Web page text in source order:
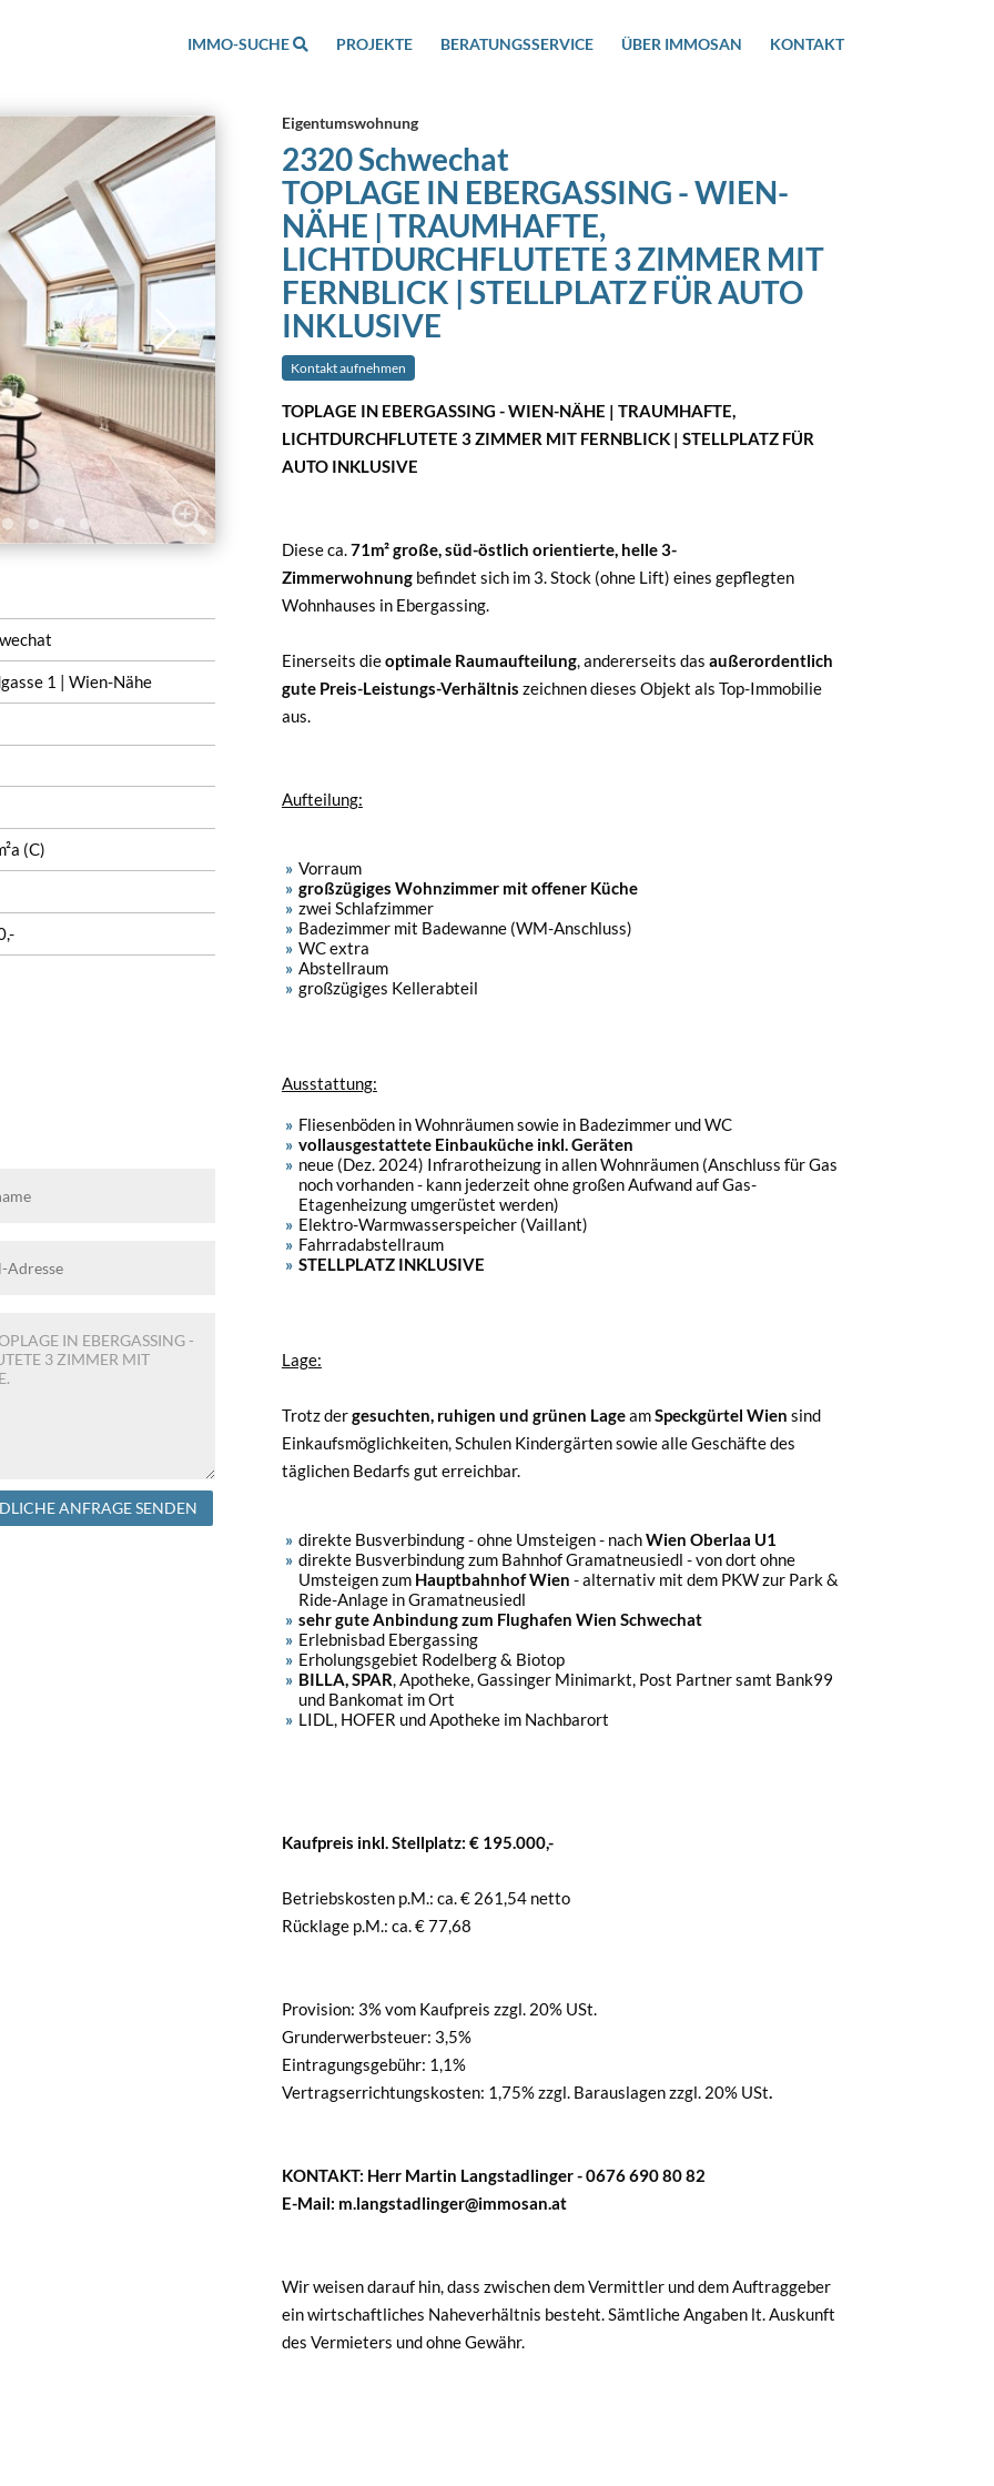
IMMO-SUCHE PROJEKTE BERATUNGSSERVICE ÜBER IMMOSAN KONTAKT
1 | Wien-Nähe
(C)
ANFRAGE SENDEN
Eigentumswohnung
2320 Schwechat
TOPLAGE IN EBERGASSING - WIEN-
NÄHE | TRAUMHAFTE,
LICHTDURCHFLUTETE 3 ZIMMER MIT
FERNBLICK | STELLPLATZ FÜR AUTO
INKLUSIVE
Kontakt aufnehmen
TOPLAGE IN EBERGASSING - WIEN-NÄHE | TRAUMHAFTE,
LICHTDURCHFLUTETE 3 ZIMMER MIT FERNBLICK | STELLPLATZ FÜR
AUTO INKLUSIVE
Diese ca.71m² große, süd-östlich orientierte, helle 3-
Zimmerwohnung befindet sich im 3. Stock (ohne Lift) eines gepflegten
Wohnhauses in Ebergassing.
Einerseits dieoptimale Raumaufteilung, andererseits das außerordentlich
gute Preis-Leistungs-Verhältnis zeichnen dieses Objekt als Top-Immobilie
aus.
Aufteilung:
Vorraum
großzügiges Wohnzimmer mit offener Küche
zwei Schlafzimmer
Badezimmer mit Badewanne (WM-Anschluss)
WC extra
Abstellraum
großzügiges Kellerabteil
Ausstattung:
Fliesenböden in Wohnräumen sowie in Badezimmer und WC
vollausgestattete Einbauküche inkl. Geräten
neue (Dez. 2024) Infrarotheizung in allen Wohnräumen (Anschluss für Gas
noch vorhanden - kann jederzeit ohne großen Aufwand auf Gas-
Etagenheizung umgerüstet werden)
Elektro-Warmwasserspeicher (Vaillant)
Fahrradabstellraum
STELLPLATZ INKLUSIVE
Lage:
Trotz dergesuchten, ruhigen und grünen LageamSpeckgürtel Wien sind
Einkaufsmöglichkeiten, Schulen Kindergärten sowie alle Geschäfte des
täglichen Bedarfs gut erreichbar.
direkte Busverbindung - ohne Umsteigen - nachWien Oberlaa U1
direkte Busverbindung zum Bahnhof Gramatneusiedl - von dort ohne
Umsteigen zum Hauptbahnhof Wien - alternativ mit dem PKW zur Park &
Ride-Anlage in Gramatneusiedl
sehr gute Anbindung zum Flughafen Wien Schwechat
Erlebnisbad Ebergassing
Erholungsgebiet Rodelberg & Biotop
BILLA, SPAR, Apotheke, Gassinger Minimarkt, Post Partner samt Bank99
und Bankomat im Ort
LIDL, HOFER und Apotheke im Nachbarort
Kaufpreis inkl. Stellplatz: € 195.000,-
Betriebskosten p.M.: ca. € 261,54 netto
Rücklage p.M.: ca. € 77,68
Provision: 3% vom Kaufpreis zzgl. 20% USt.
Grunderwerbsteuer: 3,5%
Eintragungsgebühr: 1,1%
Vertragserrichtungskosten: 1,75% zzgl. Barauslagen zzgl. 20% USt.
KONTAKT: Herr Martin Langstadlinger - 0676 690 80 82
E-Mail: m.langstadlinger@immosan.at
Wir weisen darauf hin, dass zwischen dem Vermittler und dem Auftraggeber
ein wirtschaftliches Naheverhältnis besteht. Sämtliche Angaben lt. Auskunft
des Vermieters und ohne Gewähr.